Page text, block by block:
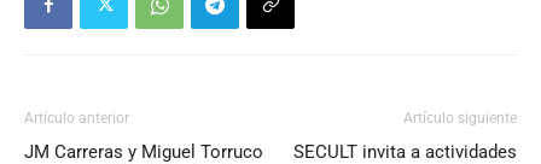
Artículo anterior
JM Carreras y Miguel Torruco
Artículo siguiente
SECULT invita a actividades